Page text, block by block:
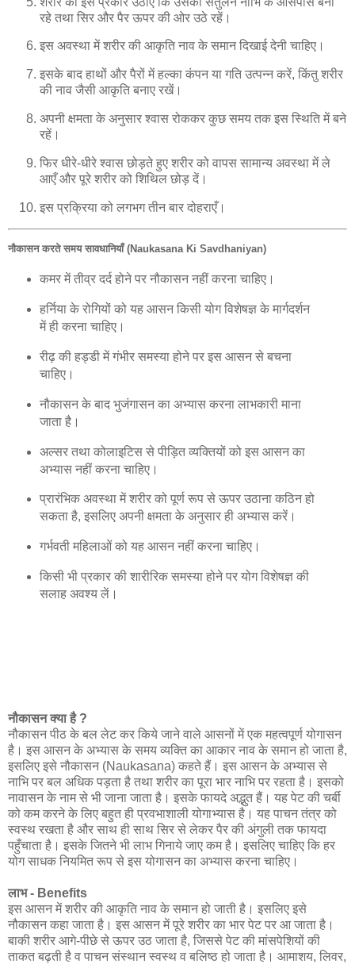
रहे तथा सिर और पैर ऊपर की ओर उठे रहें।
इस अवस्था में शरीर की आकृति नाव के समान दिखाई देनी चाहिए।
इसके बाद हाथों और पैरों में हल्का कंपन या गति उत्पन्न करें, किंतु शरीर
की नाव जैसी आकृति बनाए रखें।
अपनी क्षमता के अनुसार श्वास रोककर कुछ समय तक इस स्थिति में बने
रहें।
फिर धीरे-धीरे श्वास छोड़ते हुए शरीर को वापस सामान्य अवस्था में ले
आएँ और पूरे शरीर को शिथिल छोड़ दें।
इस प्रक्रिया को लगभग तीन बार दोहराएँ।
नौकासन करते समय सावधानियाँ (Naukasana Ki Savdhaniyan)
कमर में तीव्र दर्द होने पर नौकासन नहीं करना चाहिए।
हर्निया के रोगियों को यह आसन किसी योग विशेषज्ञ के मार्गदर्शन
में ही करना चाहिए।
रीढ़ की हड्डी में गंभीर समस्या होने पर इस आसन से बचना
चाहिए।
नौकासन के बाद भुजंगासन का अभ्यास करना लाभकारी माना
जाता है।
अल्सर तथा कोलाइटिस से पीड़ित व्यक्तियों को इस आसन का
अभ्यास नहीं करना चाहिए।
प्रारंभिक अवस्था में शरीर को पूर्ण रूप से ऊपर उठाना कठिन हो
सकता है, इसलिए अपनी क्षमता के अनुसार ही अभ्यास करें।
गर्भवती महिलाओं को यह आसन नहीं करना चाहिए।
किसी भी प्रकार की शारीरिक समस्या होने पर योग विशेषज्ञ की
सलाह अवश्य लें।
नौकासन क्या है ?
नौकासन पीठ के बल लेट कर किये जाने वाले आसनों में एक महत्वपूर्ण योगासन
है। इस आसन के अभ्यास के समय व्यक्ति का आकार नाव के समान हो जाता है,
इसलिए इसे नौकासन (Naukasana) कहते हैं। इस आसन के अभ्यास से
नाभि पर बल अधिक पड़ता है तथा शरीर का पूरा भार नाभि पर रहता है। इसको
नावासन के नाम से भी जाना जाता है। इसके फायदे अद्भुत हैं। यह पेट की चर्बी
को कम करने के लिए बहुत ही प्रवभाशाली योगाभ्यास है। यह पाचन तंत्र को
स्वस्थ रखता है और साथ ही साथ सिर से लेकर पैर की अंगुली तक फायदा
पहुँचाता है। इसके जितने भी लाभ गिनाये जाए कम है। इसलिए चाहिए कि हर
योग साधक नियमित रूप से इस योगासन का अभ्यास करना चाहिए।
लाभ - Benefits
इस आसन में शरीर की आकृति नाव के समान हो जाती है। इसलिए इसे
नौकासन कहा जाता है। इस आसन में पूरे शरीर का भार पेट पर आ जाता है।
बाकी शरीर आगे-पीछे से ऊपर उठ जाता है, जिससे पेट की मांसपेशियों की
ताकत बढ़ती है व पाचन संस्थान स्वस्थ व बलिष्ठ हो जाता है। आमाशय, लिवर,